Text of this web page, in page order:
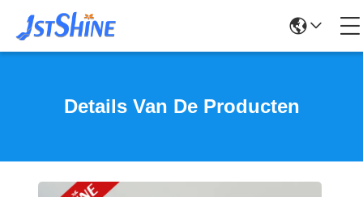
Details Van De Producten